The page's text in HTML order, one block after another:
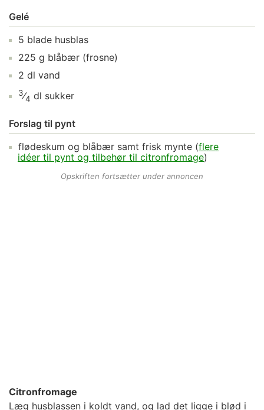
Gelé
5 blade husblas
225 g blåbær (frosne)
2 dl vand
3⁄4 dl sukker
Forslag til pynt
flødeskum og blåbær samt frisk mynte (flere
idéer til pynt og tilbehør til citronfromage)
Opskriften fortsætter under annoncen
Citronfromage
Læg husblassen i koldt vand, og lad det ligge i blød i